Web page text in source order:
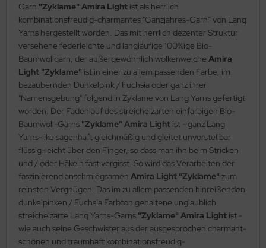
Garn "Zyklame" Amira Light ist als herrlich
kombinationsfreudig-charmantes "Ganzjahres-Garn“ von Lang
Yarns hergestellt worden. Das mit herrlich dezenter Struktur
versehene federleichte und langläufige 100%ige Bio-
Baumwollgarn, der außergewöhnlich wolkenweiche Amira
Light "Zyklame" ist in einer zu allem passenden Farbe, im
bezaubernden Dunkelpink / Fuchsia oder ganz ihrer
"Namensgebung" folgend in Zyklame von Lang Yarns gefertigt
worden. Der Fadenlauf des streichelzarten einfarbigen Bio-
Baumwoll-Garns "Zyklame" Amira Light ist - ganz Lang
Yarns-like sagenhaft gleichmäßig und gleitet unvorstellbar
flüssig-leicht über den Finger, so dass man ihn beim Stricken
und / oder Häkeln fast vergisst. So wird das Verarbeiten der
faszinierend anschmiegsamen Amira Light "Zyklame" zum
reinsten Vergnügen. Das im zu allem passenden hinreißenden
dunkelpinken / Fuchsia Farbton gehaltene unglaublich
streichelzarte Lang Yarns-Garns "Zyklame" Amira Light ist -
wie auch seine Geschwister aus der ausgesprochen charmant-
schönen und traumhaft kombinationsfreudig-